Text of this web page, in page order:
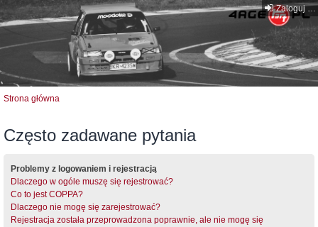
Zaloguj się
Strona główna
Często zadawane pytania
Problemy z logowaniem i rejestracją
Dlaczego w ogóle muszę się rejestrować?
Co to jest COPPA?
Dlaczego nie mogę się zarejestrować?
Rejestracja została przeprowadzona poprawnie, ale nie mogę się